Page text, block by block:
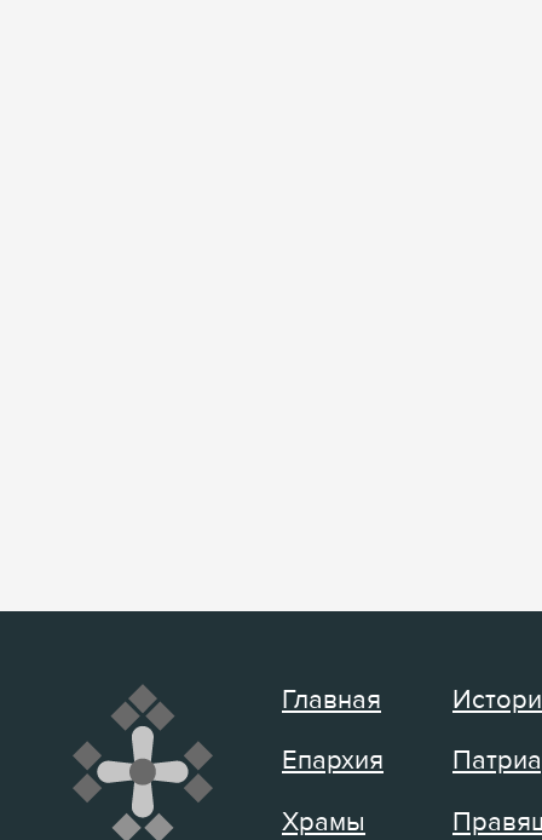
Главная
Епархия
Храмы